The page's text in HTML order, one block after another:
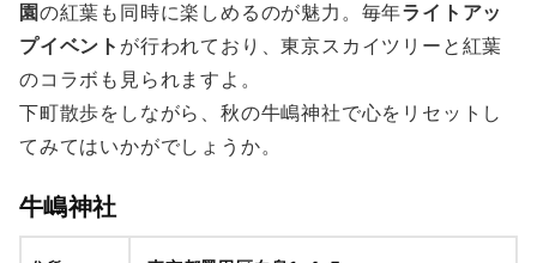
園の紅葉も同時に楽しめるのが魅力。毎年ライトアッ
プイベント が行われており、東京スカイツリーと紅葉
のコラボも見られますよ。
下町散歩をしながら、秋の牛嶋神社で心をリセットし
てみてはいかがでしょうか。
牛嶋神社